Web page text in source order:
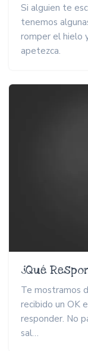
Si alguien te
tenemos
romper el hielo
apetezca.
¿Qué
Te mostramos
recibido un OK
responder. No
sal…